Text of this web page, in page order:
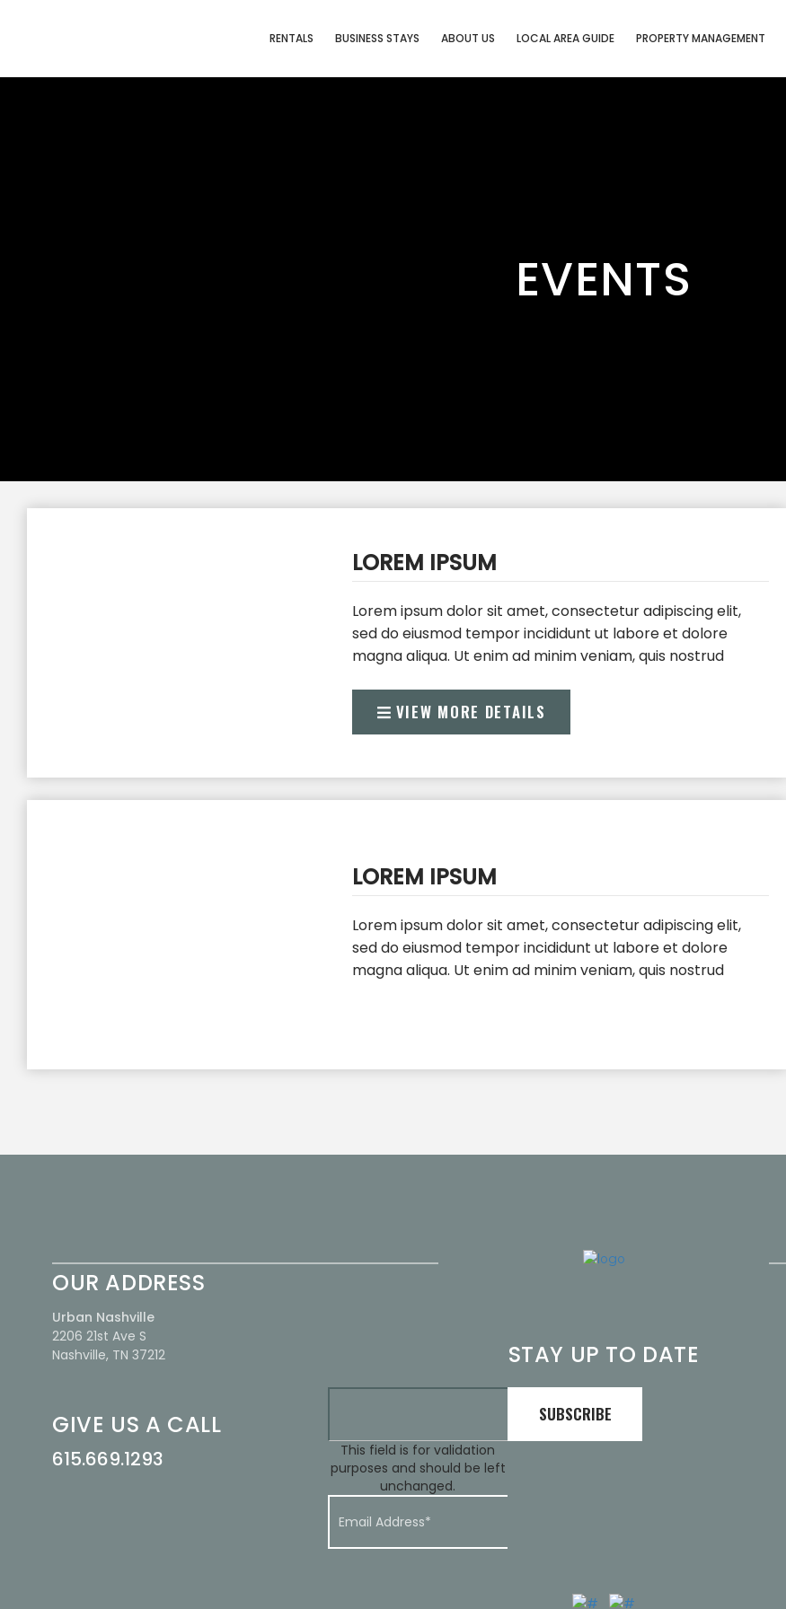
RENTALS BUSINESS STAYS ABOUT US LOCAL AREA GUIDE PROPERTY MANAGEMENT
EVENTS
LOREM IPSUM
Lorem ipsum dolor sit amet, consectetur adipiscing elit,
sed do eiusmod tempor incididunt ut labore et dolore
magna aliqua. Ut enim ad minim veniam, quis nostrud
consequat. Duis aute irure dolor in reprehenderit in
voluptate velit esse cillum dolore eu fugiat nulla pariatur.
VIEW MORE DETAILS
LOREM IPSUM
Lorem ipsum dolor sit amet, consectetur adipiscing elit,
sed do eiusmod tempor incididunt ut labore et dolore
magna aliqua. Ut enim ad minim veniam, quis nostrud
OUR ADDRESS
Urban Nashville
2206 21st Ave S
Nashville, TN 37212
GIVE US A CALL
615.669.1293
STAY UP TO DATE
This field is for validation
purposes and should be left
unchanged.